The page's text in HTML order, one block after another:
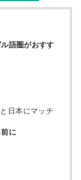
語圏がおすす
日本にマッチ
に